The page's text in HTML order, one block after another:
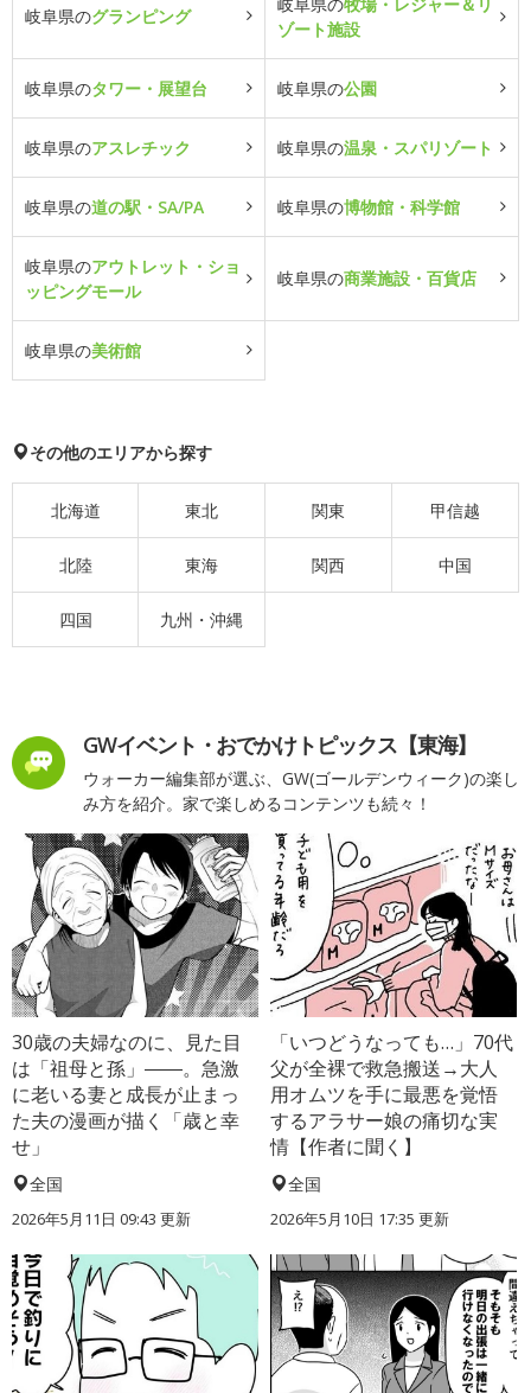
岐阜県のグランピング
ゾート施設
岐阜県のタワー・展望台 岐阜県の公園
岐阜県のアスレチック 岐阜県の温泉・スパリゾート
岐阜県の道の駅・SA/PA 岐阜県の博物館・科学館
岐阜県のアウトレット・ショ
ッピングモール
岐阜県の商業施設・百貨店
岐阜県の美術館
その他のエリアから探す
北海道 東北 関東 甲信越
北陸 東海 関西 中国
四国 九州・沖縄
GWイベント・おでかけトピックス【東海】
ウォーカー編集部が選ぶ、GW(ゴールデンウィーク)の楽し
み方を紹介。家で楽しめるコンテンツも続々！
30歳の夫婦なのに、見た目
は「祖母と孫」――。急激
に老いる妻と成長が止まっ
た夫の漫画が描く「歳と幸
せ」
全国
2026年5月11日 09:43 更新
「いつどうなっても…」70代
父が全裸で救急搬送→大人
用オムツを手に最悪を覚悟
するアラサー娘の痛切な実
情【作者に聞く】
全国
2026年5月10日 17:35 更新